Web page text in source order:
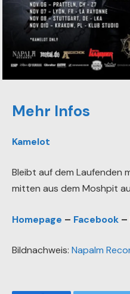
Mehr Infos
Kamelot
Bleibt auf dem Laufenden
mitten aus dem Moshpit
Homepage – Facebook –
Bildnachweis: Napalm